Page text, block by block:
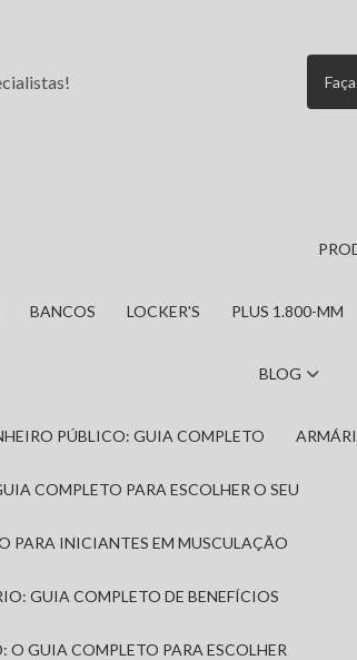
BANCOS LOCKER'S PLUS 1.800-MM
BLOG
PÚBLICO: GUIA COMPLETO
COMPLETO PARA ESCOLHER O SEU
PARA INICIANTES EM MUSCULAÇÃO
GUIA COMPLETO DE BENEFÍCIOS
O GUIA COMPLETO PARA ESCOLHER